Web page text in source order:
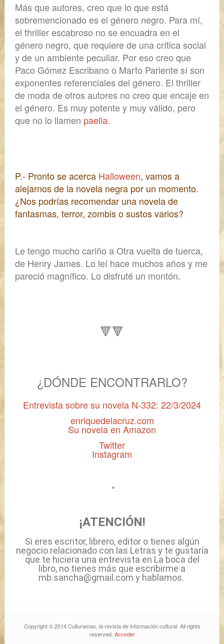
Más que autores, creo que lo que está
sobremencionado es el género negro. Para mí,
el thrillerescabroso no se encuadra en el
género negro, que requiere de una crítica social
y de un ambiente peculiar. Por eso creo que
Paco Gómez Escribano o Marto Pariente sí son
exponentes referenciales del género. El thriller
de moda de otros autores no creo que encaje en
el género. Es muy potente y muy válido, pero
que no lo llamen paella.
P.- Pronto se acerca Halloween, vamos a
alejarnos de la novela negra por un momento.
¿Nos podrías recomendar una novela de
fantasmas, terror, zombis o sustos varios?
Le tengo mucho cariño aOtra vuelta de tuerca,
de Henry James. Lo leí hace muchos años y me
pareció magnífico. Lo disfruté un montón.
🔻🔻
¿DÓNDE ENCONTRARLO?
Entrevista sobre su novela N-332: 22/3/2024
enriquedelacruz.com
Su novela en Amazon
Twitter
Instagram
*
¡ATENCIÓN!
Si eres escritor, librero, editor o tienes algún
negocio relacionado con las Letras y te gustaría
que te hiciera una entrevista en La boca del
libro, no tienes más que escribirme a
mb.sancha@gmail.com y hablamos.
Copyright © 2014 Culturamas, la revista de información cultural. All rights
reserved. Acceder